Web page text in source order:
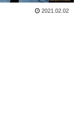
2021.02.02